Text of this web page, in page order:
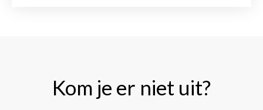
Kom je er niet uit?